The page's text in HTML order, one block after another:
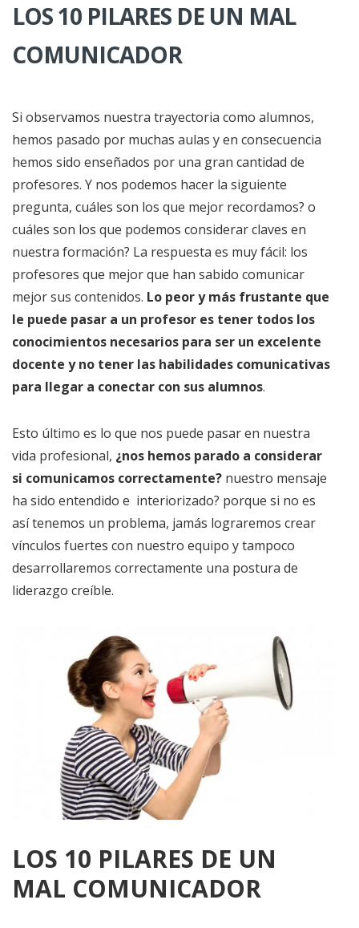
LOS 10 PILARES DE UN MAL
COMUNICADOR
Si observamos nuestra trayectoria como alumnos,
hemos pasado por muchas aulas y en consecuencia
hemos sido enseñados por una gran cantidad de
profesores. Y nos podemos hacer la siguiente
pregunta, cuáles son los que mejor recordamos? o
cuáles son los que podemos considerar claves en
nuestra formación? La respuesta es muy fácil: los
profesores que mejor que han sabido comunicar
mejor sus contenidos. Lo peor y más frustante que
le puede pasar a un profesor es tener todos los
conocimientos necesarios para ser un excelente
docente y no tener las habilidades comunicativas
para llegar a conectar con sus alumnos.
Esto último es lo que nos puede pasar en nuestra
vida profesional, ¿nos hemos parado a considerar
si comunicamos correctamente? nuestro mensaje
ha sido entendido e interiorizado? porque si no es
así tenemos un problema, jamás lograremos crear
vínculos fuertes con nuestro equipo y tampoco
desarrollaremos correctamente una postura de
liderazgo creíble.
LOS 10 PILARES DE UN
MAL COMUNICADOR